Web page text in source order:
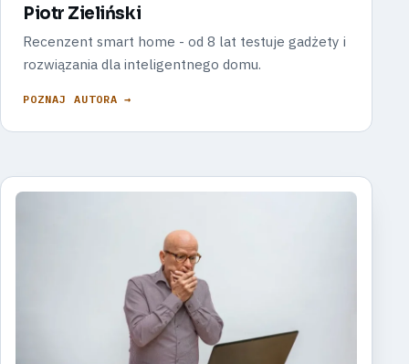
Piotr Zieliński
Recenzent smart home - od 8 lat testuje gadżety i
rozwiązania dla inteligentnego domu.
POZNAJ AUTORA →